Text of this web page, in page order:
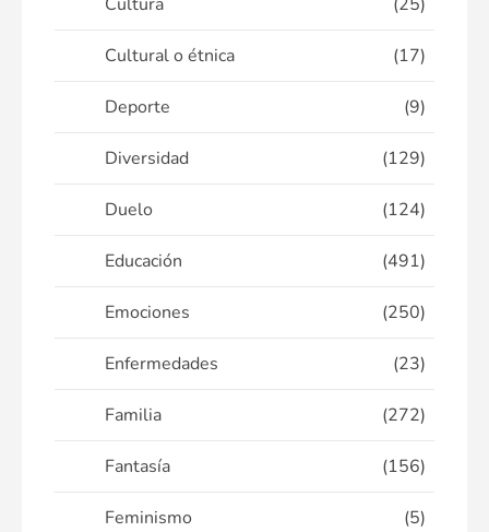
Cultural o étnica (17)
Deporte (9)
Diversidad (129)
Duelo (124)
Educación (491)
Emociones (250)
Enfermedades (23)
Familia (272)
Fantasía (156)
Feminismo (5)